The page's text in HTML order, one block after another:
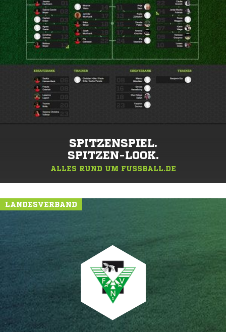
SPITZENSPIEL.
SPITZEN-LOOK.
ALLES RUND UM FUSSBALL.DE
LANDESVERBAND